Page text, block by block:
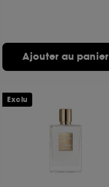
Ajouter au panier
Exclu